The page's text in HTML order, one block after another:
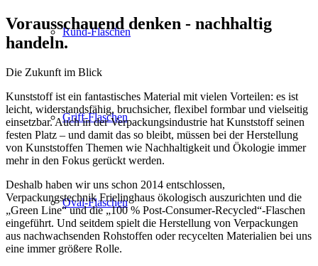
Rund-Flaschen
Griff-Flaschen
Oval-Flaschen
Vorausschauend denken - nachhaltig
handeln.
Die Zukunft im Blick
Kunststoff ist ein fantastisches Material mit vielen Vorteilen: es ist
leicht, widerstandsfähig, bruchsicher, flexibel formbar und vielseitig
einsetzbar. Auch in der Verpackungsindustrie hat Kunststoff seinen
festen Platz – und damit das so bleibt, müssen bei der Herstellung
von Kunststoffen Themen wie Nachhaltigkeit und Ökologie immer
mehr in den Fokus gerückt werden.
Deshalb haben wir uns schon 2014 entschlossen,
Verpackungstechnik Frielinghaus ökologisch auszurichten und die
„Green Line“ und die „100 % Post-Consumer-Recycled“-Flaschen
eingeführt. Und seitdem spielt die Herstellung von Verpackungen
aus nachwachsenden Rohstoffen oder recycelten Materialien bei uns
eine immer größere Rolle.